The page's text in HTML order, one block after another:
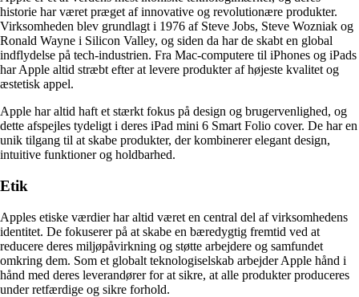
historie har været præget af innovative og revolutionære produkter.
Virksomheden blev grundlagt i 1976 af Steve Jobs, Steve Wozniak og
Ronald Wayne i Silicon Valley, og siden da har de skabt en global
indflydelse på tech-industrien. Fra Mac-computere til iPhones og iPads
har Apple altid stræbt efter at levere produkter af højeste kvalitet og
æstetisk appel.
Apple har altid haft et stærkt fokus på design og brugervenlighed, og
dette afspejles tydeligt i deres iPad mini 6 Smart Folio cover. De har en
unik tilgang til at skabe produkter, der kombinerer elegant design,
intuitive funktioner og holdbarhed.
Etik
Apples etiske værdier har altid været en central del af virksomhedens
identitet. De fokuserer på at skabe en bæredygtig fremtid ved at
reducere deres miljøpåvirkning og støtte arbejdere og samfundet
omkring dem. Som et globalt teknologiselskab arbejder Apple hånd i
hånd med deres leverandører for at sikre, at alle produkter produceres
under retfærdige og sikre forhold.